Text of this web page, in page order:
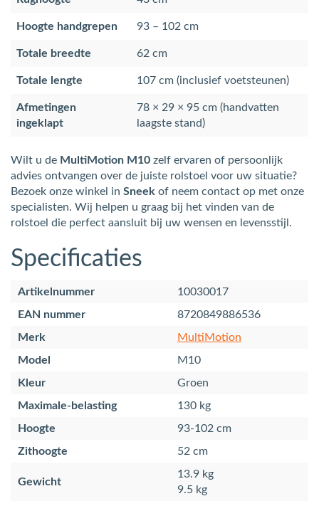
Hoogte handgrepen 93 – 102 cm
Totale breedte 62 cm
Totale lengte 107 cm (inclusief voetsteunen)
Afmetingen
ingeklapt
78 × 29 × 95 cm (handvatten
laagste stand)
Wilt u de MultiMotion M10 zelf ervaren of persoonlijk
advies ontvangen over de juiste rolstoel voor uw situatie?
Bezoek onze winkel in Sneek of neem contact op met onze
specialisten. Wij helpen u graag bij het vinden van de
rolstoel die perfect aansluit bij uw wensen en levensstijl.
Specificaties
Artikelnummer
10030017
EAN nummer
8720849886536
Merk
MultiMotion
Model
M10
Kleur
Groen
Maximale-belasting
130 kg
Hoogte
93-102 cm
Zithoogte
52 cm
Gewicht
13.9 kg
9.5 kg